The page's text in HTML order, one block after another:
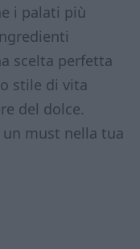
i palati più
scelta perfetta
stile di vita
del dolce.
must nella tua